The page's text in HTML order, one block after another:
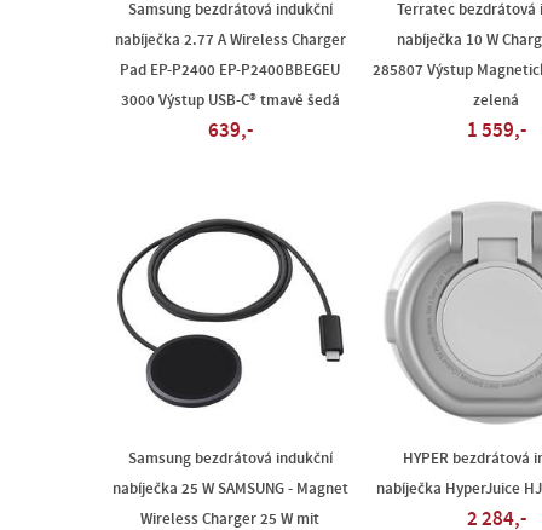
Samsung bezdrátová indukční
nabíječka 2.77 A Wireless Charger
Pad EP-P2400 EP-P2400BBEGEU
3000 Výstup USB-C® tmavě šedá
639,-
Terratec bezdrátová
nabíječka 10 W
285807 Výstup
zelená
1 559,-
Samsung bezdrátová indukční
nabíječka 25 W SAMSUNG - Magnet
Wireless Charger 25 W mit
HYPER bezdrátová
nabíječka HyperJuice
2 284,-